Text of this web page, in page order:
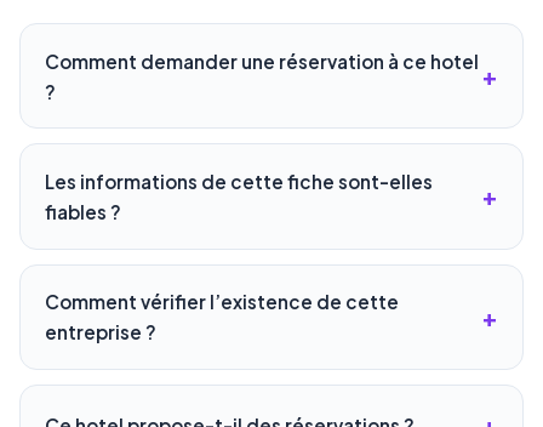
Comment demander une réservation à ce hotel
?
Les informations de cette fiche sont-elles
fiables ?
Comment vérifier l’existence de cette
entreprise ?